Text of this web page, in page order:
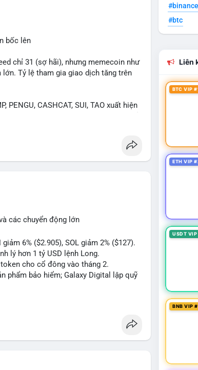
bốc lên
chỉ 31 (sợ hãi), nhưng memecoin như
lớn. Tỷ lệ tham gia giao dịch tăng trên
PENGU, CASHCAT, SUI, TAO xuất hiện
về "long SAGA", "short SPCX", và "đã
Tin tức về BIP-110 Bitcoin và SKR
cực. Sợ hãi do chỉ số thấp nhưng
tạo áp lực lên giá. Rủi ro từ các đề
các chuyển động lớn
giảm 6% ($2.905), SOL giảm 2% ($127).
lý hơn 1 tỷ USD lệnh Long.
cho cổ đông vào tháng 2.
phẩm bảo hiểm; Galaxy Digital lập quỹ
Davos; Bồ Đào Nha chặn Polymarket.
#btc
Liên
BTC VIP
ETH VIP
USDT
BNB VIP